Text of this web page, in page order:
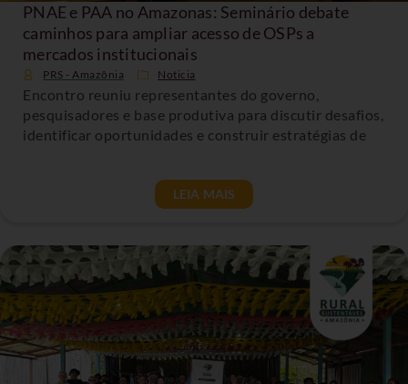
PNAE e PAA no Amazonas: Seminário debate
caminhos para ampliar acesso de OSPs a
mercados institucionais
PRS - Amazônia Noticia
Encontro reuniu representantes do governo,
pesquisadores e base produtiva para discutir desafios,
identificar oportunidades e construir estratégias de
LEIA MAIS